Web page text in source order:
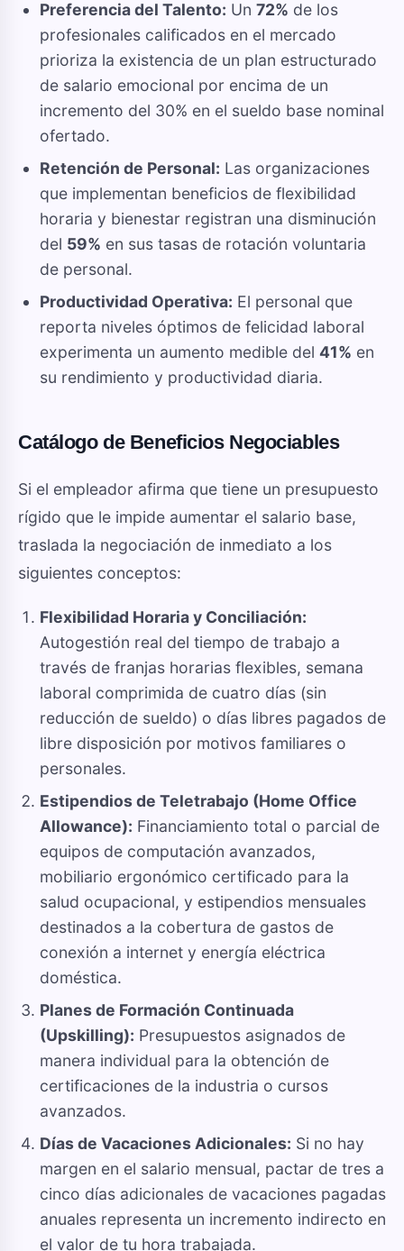
Preferencia del Talento: Un 72% de los
profesionales calificados en el mercado
prioriza la existencia de un plan estructurado
de salario emocional por encima de un
incremento del 30% en el sueldo base nominal
ofertado.
Retención de Personal: Las organizaciones
que implementan beneficios de flexibilidad
horaria y bienestar registran una disminución
del 59% en sus tasas de rotación voluntaria
de personal.
Productividad Operativa: El personal que
reporta niveles óptimos de felicidad laboral
experimenta un aumento medible del 41% en
su rendimiento y productividad diaria.
Catálogo de Beneficios Negociables
Si el empleador afirma que tiene un presupuesto
rígido que le impide aumentar el salario base,
traslada la negociación de inmediato a los
siguientes conceptos:
Flexibilidad Horaria y Conciliación:
Autogestión real del tiempo de trabajo a
través de franjas horarias flexibles, semana
laboral comprimida de cuatro días (sin
reducción de sueldo) o días libres pagados de
libre disposición por motivos familiares o
personales.
Estipendios de Teletrabajo (Home Office
Allowance): Financiamiento total o parcial de
equipos de computación avanzados,
mobiliario ergonómico certificado para la
salud ocupacional, y estipendios mensuales
destinados a la cobertura de gastos de
conexión a internet y energía eléctrica
doméstica.
Planes de Formación Continuada
(Upskilling): Presupuestos asignados de
manera individual para la obtención de
certificaciones de la industria o cursos
avanzados.
Días de Vacaciones Adicionales: Si no hay
margen en el salario mensual, pactar de tres a
cinco días adicionales de vacaciones pagadas
anuales representa un incremento indirecto en
el valor de tu hora trabajada.